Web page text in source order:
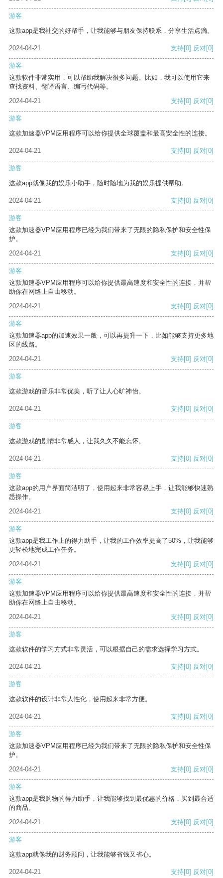
游客
这款app是我社交的好帮手，让我能够与朋友保持联系，分享生活点滴。
2024-04-21 支持[0] 反对[0]
游客
这款软件非常实用，可以帮助我解决很多问题。比如，我可以使用它来
查找资料、翻译语言、编写代码等。
2024-04-21
支持[0] 反对[0]
游客
这款加速器VPM应用程序可以给你提供全球覆盖和最高安全性的连接。
2024-04-21 支持[0] 反对[0]
游客
这款app就像我的娱乐小助手，随时随地为我的娱乐提供帮助。
2024-04-21 支持[0] 反对[0]
游客
这款加速器VPM应用程序已经为我们带来了无限的隐私保护和安全性保
护。
2024-04-21
支持[0] 反对[0]
游客
这款加速器VPM应用程序可以给你提供最高速度和安全性的连接，并帮
助你在网络上自由移动。
2024-04-21
支持[0] 反对[0]
游客
这款加速器app的加速效果一般，可以再提升一下，比如能够支持更多地
区的线路。
2024-04-21
支持[0] 反对[0]
游客
这款游戏的音乐非常优美，听了让人心旷神怡。
2024-04-21 支持[0] 反对[0]
游客
这款游戏的剧情非常感人，让我久久不能忘怀。
2024-04-21 支持[0] 反对[0]
游客
这款app的用户界面简洁明了，使用起来非常容易上手，让我能够快速熟
悉操作。
2024-04-21
支持[0] 反对[0]
游客
这款app是我工作上的得力助手，让我的工作效率提高了50%，让我能够
更轻松地完成工作任务。
2024-04-21
支持[0] 反对[0]
游客
这款加速器VPM应用程序可以给你提供最高速度和安全性的连接，并帮
助你在网络上自由移动。
2024-04-21
支持[0] 反对[0]
游客
这款软件的学习方式非常灵活，可以根据自己的需求选择学习方式。
2024-04-21 支持[0] 反对[0]
游客
这款软件的设计非常人性化，使用起来非常方便。
2024-04-21 支持[0] 反对[0]
游客
这款加速器VPM应用程序已经为我们带来了无限的隐私保护和安全性保
护。
2024-04-21
支持[0] 反对[0]
游客
这款app是我购物的得力助手，让我能够找到最优惠的价格，买到最合适
的商品。
2024-04-21
支持[0] 反对[0]
游客
这款app就像我的财务顾问，让我能够省钱又省心。
2024-04-21 支持[0] 反对[0]